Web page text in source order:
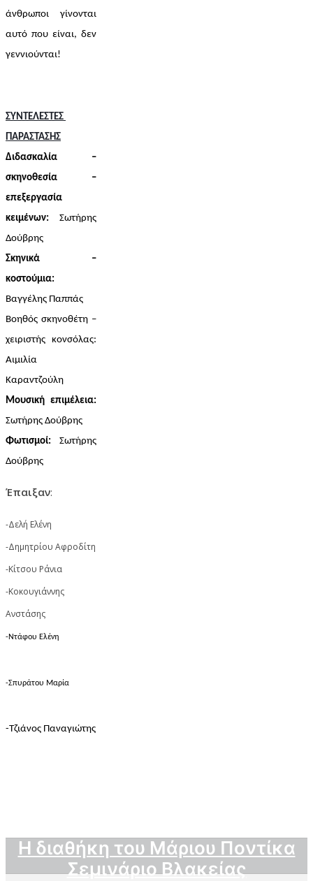
άνθρωποι γίνονται
αυτό που είναι, δεν
γεννιούνται!
ΣΥΝΤΕΛΕΣΤΕΣ
ΠΑΡΑΣΤΑΣΗΣ
Διδασκαλία –
σκηνοθεσία –
επεξεργασία
κειμένων: Σωτήρης
Δούβρης
Σκηνικά –
κοστούμια:
Βαγγέλης Παππάς
Βοηθός σκηνοθέτη –
χειριστής κονσόλας:
Αιμιλία
Καραντζούλη
Σωτήρης Δούβρης
Φωτισμοί: Σωτήρης
Δούβρης
Έπαιξαν:
-Δελή Ελένη
-Δημητρίου Αφροδίτη
-Κίτσου Ράνια
-Κοκουγιάννης
Ανστάσης
-Ντάφου Ελένη
-Σπυράτου Μαρία
-Τζιάνος Παναγιώτης
Η διαθήκη του Μάριου Ποντίκα
Σεμινάριο Βλακείας